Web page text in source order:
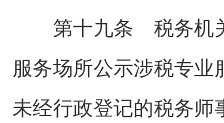
第十九条 税务机关
服务场所公示涉税专
未经行政登记的税务师